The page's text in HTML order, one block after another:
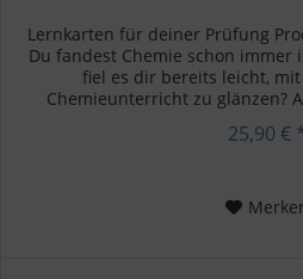
Lernkarten für deiner Prüfung
Du fandest Chemie schon immer
fiel es dir bereits leicht,
Chemieunterricht zu glänzen?
Chemie
25,90 €